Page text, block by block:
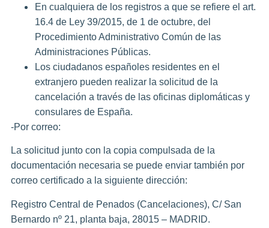
En cualquiera de los registros a que se refiere el art.
16.4 de Ley 39/2015, de 1 de octubre, del
Procedimiento Administrativo Común de las
Administraciones Públicas.
Los ciudadanos españoles residentes en el
extranjero pueden realizar la solicitud de la
cancelación a través de las oficinas diplomáticas y
consulares de España.
-Por correo:
La solicitud junto con la copia compulsada de la
documentación necesaria se puede enviar también por
correo certificado a la siguiente dirección:
Registro Central de Penados (Cancelaciones), C/ San
Bernardo nº 21, planta baja, 28015 – MADRID.